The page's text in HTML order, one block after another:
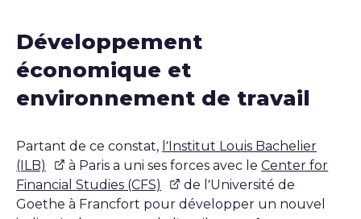
Développement
économique et
environnement de travail
Partant de ce constat, l’Institut Louis Bachelier
(ILB)
à Paris a uni ses forces avec leCenter for
Financial Studies (CFS)
de l’Université de
Goethe à Francfort pour développer un nouvel